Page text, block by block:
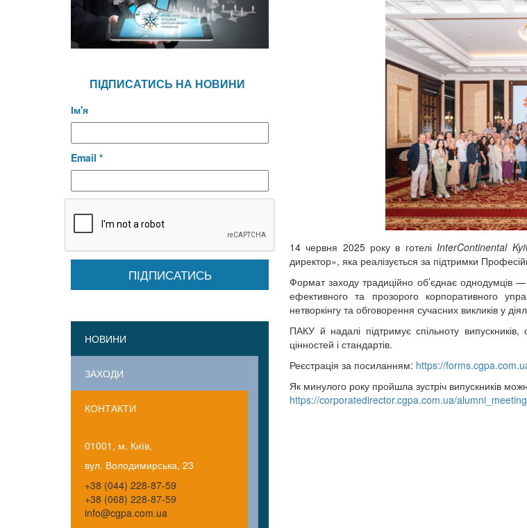
ПІДПИСАТИСЬ НА НОВИНИ
Ім'я
Email *
НОВИНИ
ЗАХОДИ
КОНТАКТИ
01001, м. Київ,
вул. Володимирська, 23
+38 (044) 228-87-59
+38 (068) 228-87-59
info@cgpa.com.ua
14 червня 2025 року в готеліInterContinental
директор», яка реалізується за підтримки
Формат заходу традиційно об’єднає однодумців —
ефективного та прозорого корпоративного
нетворкінгу та обговорення сучасних викликів у
ПАКУ й надалі підтримує спільноту
цінностей і стандартів.
Реєстрація за посиланням: https://
Як минулого року пройшла зустріч випускників
https://corporatedirector.cgpa.com.ua/